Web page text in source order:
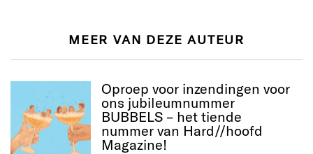
MEER VAN DEZE AUTEUR
Oproep voor inzendingen voor
ons jubileumnummer
BUBBELS – het tiende
nummer van Hard//hoofd
Magazine!